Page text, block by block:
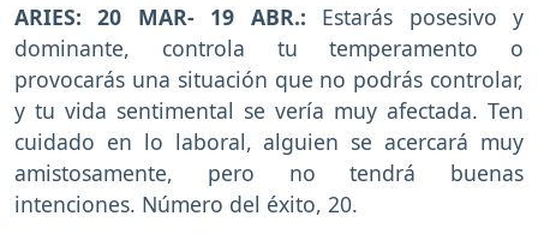
ARIES: 20 MAR- 19 ABR.: Estarás posesivo y
dominante, controla tu temperamento o
provocarás una situación que no podrás controlar,
y tu vida sentimental se vería muy afectada. Ten
cuidado en lo laboral, alguien se acercará muy
amistosamente, pero no tendrá buenas
intenciones. Número del éxito, 20.